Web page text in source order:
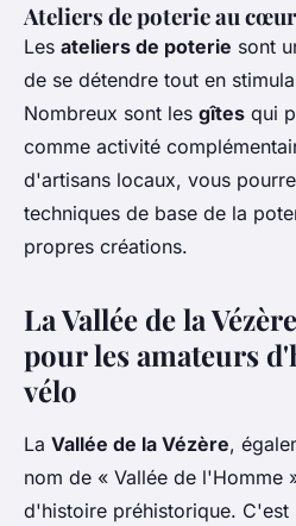
Ateliers de poterie au
Les ateliers de poterie sont
de se détendre tout en
Nombreux sont les gîtes qui
comme activité
d'artisans locaux, vous
techniques de base de la
propres créations.
La Vallée de la
pour les amateurs
vélo
La Vallée de la Vézère,
nom de « Vallée de l'Homme
d'histoire préhistorique.